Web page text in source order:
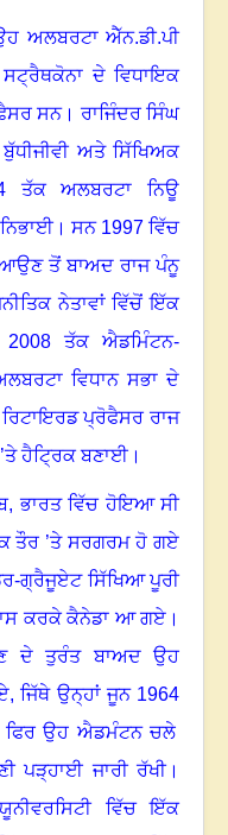
ਅਲਬਰਟਾ ਐੱਨ.ਡੀ.ਪੀ
ਦੇ ਵਿਧਾਇਕ
ਸਨ। ਰਾਜਿੰਦਰ ਸਿੰਘ
ਬੁੱਧੀਜੀਵੀ ਅਤੇ ਸਿੱਖਿਅਕ
ਤੱਕ ਅਲਬਰਟਾ ਨਿਊ
। ਸਨ 1997ਵਿੱਚ
ਆਉਣ ਤੋਂ ਬਾਅਦ ਰਾਜ ਪੰਨੂ
ਨੇਤਾਵਾਂ ਵਿੱਚੋਂ ਇੱਕ
2008 ਤੱਕ ਐਡਮਿੰਟਨ-
ਵਿਧਾਨ ਸਭਾ ਦੇ
ਰਿਟਾਇਰਡ ਪ੍ਰੋਫੈਸਰ ਰਾਜ
ਹੈਟ੍ਰਿਕ ਬਣਾਈ।
,ਭਾਰਤ ਵਿੱਚ ਹੋਇਆ ਸੀ
ਤੌਰ ’ਤੇ ਸਰਗਰਮ ਹੋ ਗਏ
ਗ੍ਰੈਜੂਏਟ ਸਿੱਖਿਆ ਪੂਰੀ
ਕਰਕੇ ਕੈਨੇਡਾ ਆ ਗਏ ।
ਦੇ ਤੁਰੰਤ ਬਾਅਦ ਉਹ
ਜਿੱਥੇ ਉਨ੍ਹਾਂ ਜੂਨ 1964
ਫਿਰ ਉਹ ਐਡਮੰਟਨ ਚਲੇ
ਪੜ੍ਹਾਈ ਜਾਰੀ ਰੱਖੀ।
ਵਿੱਚ ਇੱਕ